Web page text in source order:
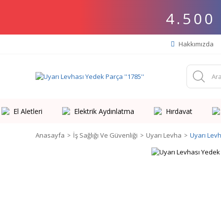
4.500
Hakkımızda
El Aletleri Elektrik Aydınlatma Hırdavat
Anasayfa İş Sağlığı Ve Güvenliği Uyarı Levha Uyarı